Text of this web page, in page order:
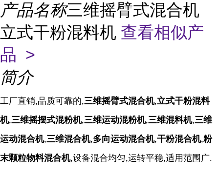
产品名称三维摇臂式混合机
立式干粉混料机 查看相似产
品 >
简介
工厂直销,品质可靠的,三维摇臂式混合机,立式干粉混料
机,三维摇摆式混粉机,三维运动混粉机,三维混料机,三维
运动混合机,三维混合机,多向运动混合机,干粉混合机,粉
末颗粒物料混合机,设备混合均匀,运转平稳,适用范围广.